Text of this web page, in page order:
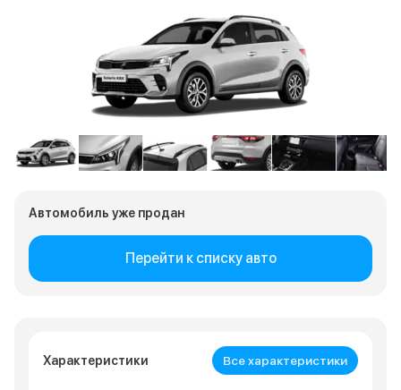
Характеристики Все характеристики
Автомобиль уже продан
Перейти к списку авто